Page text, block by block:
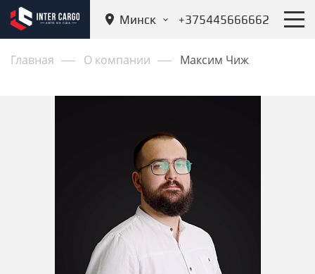
Минск +375445666662
Главная О компании Максим Чиж